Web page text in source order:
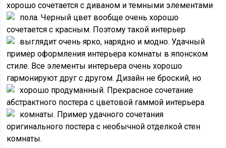
хорошо сочетается с диваном и темными элементами
пола.Черный цвет вообще очень хорошо
сочетается с красным. Поэтому такой интерьер
выглядит очень ярко, нарядно и модно.Удачный
пример оформления интерьера комнаты в японском
стиле. Все элементы интерьера очень хорошо
гармонируют друг с другом. Дизайн не броский, но
хорошо продуманный. Прекрасное сочетание
абстрактного постера с цветовой гаммой интерьера
комнаты. Пример удачного сочетания
оригинального постера с необычной отделкой стен
комнаты.